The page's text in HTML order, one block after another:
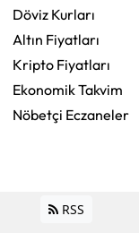
Döviz Kurları
Altın Fiyatları
Kripto Fiyatları
Ekonomik Takvim
Nöbetçi Eczaneler
RSS